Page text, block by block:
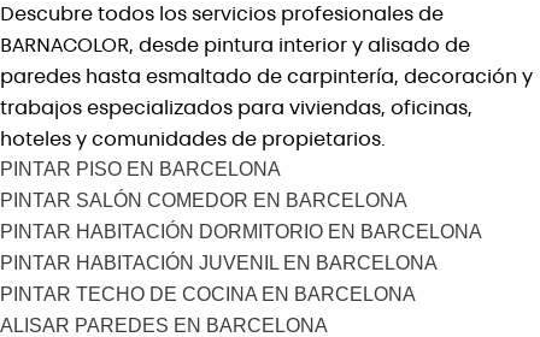
Descubre todos los servicios profesionales de
BARNACOLOR, desde pintura interior y alisado de
paredes hasta esmaltado de carpintería, decoración y
trabajos especializados para viviendas, oficinas,
hoteles y comunidades de propietarios.
PINTAR PISO EN BARCELONA
PINTAR SALÓN COMEDOR EN BARCELONA
PINTAR HABITACIÓN DORMITORIO EN BARCELONA
PINTAR HABITACIÓN JUVENIL EN BARCELONA
PINTAR TECHO DE COCINA EN BARCELONA
ALISAR PAREDES EN BARCELONA